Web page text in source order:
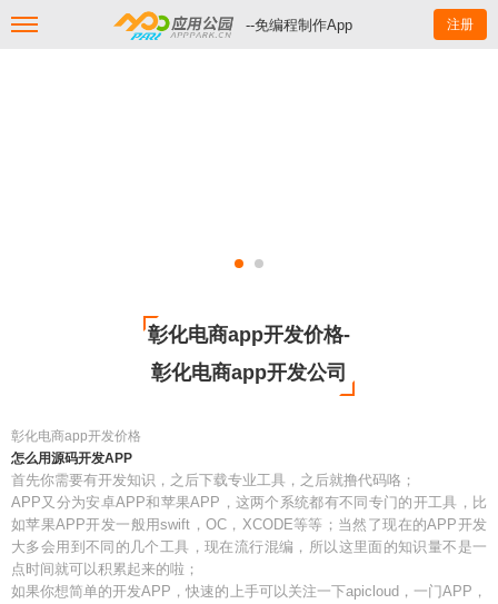
--免编程制作App 注册
彰化电商app开发价格-
彰化电商app开发公司
彰化电商app开发价格
怎么用源码开发APP
首先你需要有开发知识，之后下载专业工具，之后就撸代码咯；
APP又分为安卓APP和苹果APP，这两个系统都有不同专门的开工具，比
如苹果APP开发一般用swift，OC，XCODE等等；当然了现在的APP开发
大多会用到不同的几个工具，现在流行混编，所以这里面的知识量不是一
点时间就可以积累起来的啦；
如果你想简单的开发APP，快速的上手可以关注一下apicloud，一门APP，